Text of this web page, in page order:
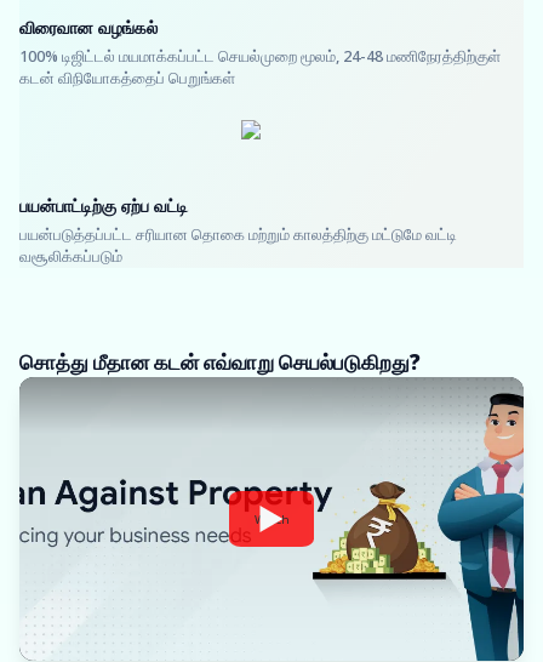
விரைவான வழங்கல்
100% டிஜிட்டல் மயமாக்கப்பட்ட செயல்முறை மூலம், 24-48 மணிநேரத்திற்குள்
கடன் விநியோகத்தைப் பெறுங்கள்
பயன்பாட்டிற்கு ஏற்ப வட்டி
பயன்படுத்தப்பட்ட சரியான தொகை மற்றும் காலத்திற்கு மட்டுமே வட்டி
வசூலிக்கப்படும்
சொத்து மீதான கடன் எவ்வாறு செயல்படுகிறது?
Watch